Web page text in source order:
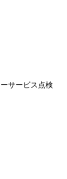
サービス点検